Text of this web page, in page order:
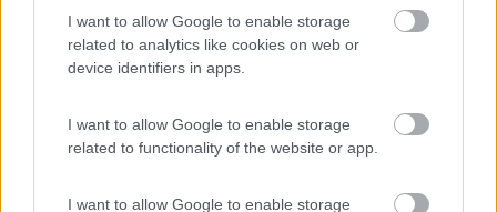
I want to allow Google to enable storage
related to analytics like cookies on web or
device identifiers in apps.
I want to allow Google to enable storage
related to functionality of the website or app.
I want to allow Google to enable storage
Campeggio
Agricamping Corte Chiara